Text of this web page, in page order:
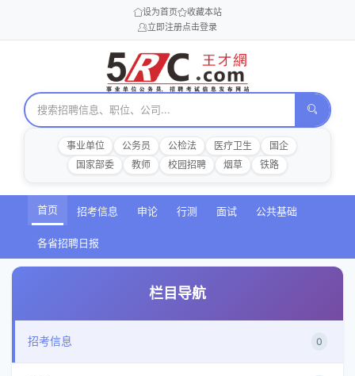
设为首页
收藏本站
立即注册点击登录
事业单位 公务员 公检法 医疗卫生
国企
国家部委
教师 校园招聘 烟草 铁路
首页 招考信息 申论 行测 面试 公共基础
各省招聘日报
栏目导航
招考信息 0